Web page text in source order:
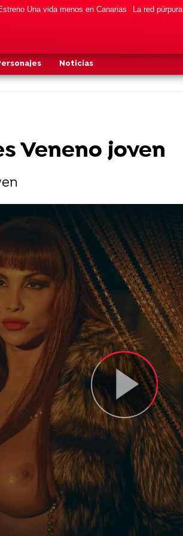
Una vida menos en Canarias La red púrpura
Noticias
Veneno joven